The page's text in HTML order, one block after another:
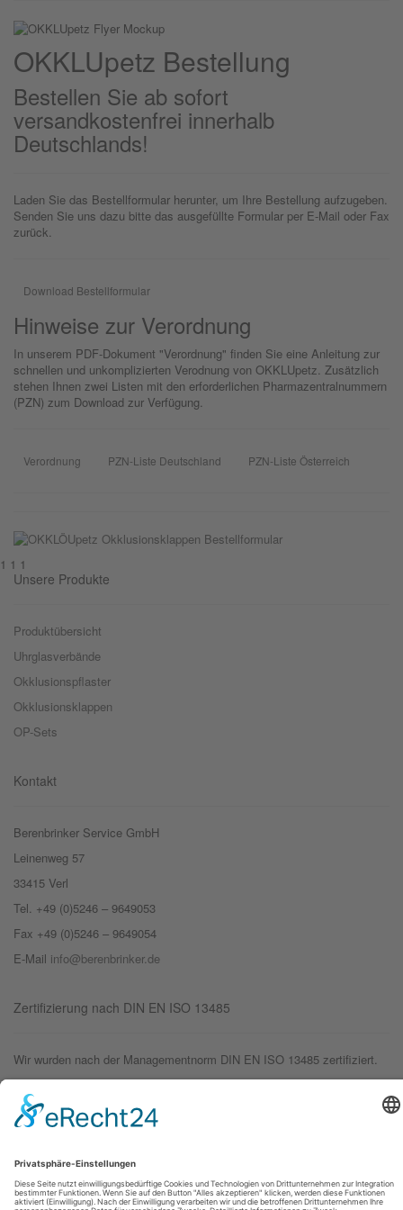
OKKLUpetz Bestellung
Bestellen Sie ab sofort
versandkostenfrei innerhalb
Deutschlands!
Laden Sie das Bestellformular herunter, um Ihre Bestellung aufzugeben.
Senden Sie uns dazu bitte das ausgefüllte Formular per E-Mail oder Fax
zurück.
Download Bestellformular
Hinweise zur Verordnung
In unserem PDF-Dokument "Verordnung" finden Sie eine Anleitung zur
schnellen und unkomplizierten Verodnung von OKKLUpetz. Zusätzlich
stehen Ihnen zwei Listen mit den erforderlichen Pharmazentralnummern
(PZN) zum Download zur Verfügung.
Verordnung PZN-Liste Deutschland PZN-Liste Österreich
1 1 1
Unsere Produkte
Produktübersicht
Uhrglasverbände
Okklusionspflaster
Okklusionsklappen
OP-Sets
Kontakt
Berenbrinker Service GmbH
Leinenweg 57
33415 Verl
Tel. +49 (0)5246 – 9649053
Fax +49 (0)5246 – 9649054
E-Mail info@berenbrinker.de
Zertifizierung nach DIN EN ISO 13485
Wir wurden nach der Managementnorm DIN EN ISO 13485 zertifiziert.
© 2019 – Berenbrinker Service GmbH
Impressum Datenschutzerklärung Login Logout